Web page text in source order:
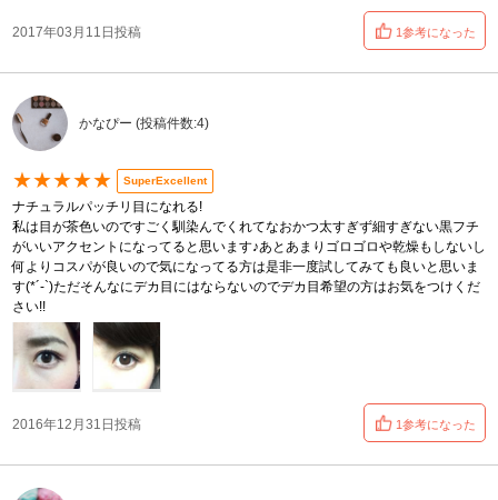
2017年03月11日投稿 1参考になった
かなぴー (投稿件数:4)
★★★★★ SuperExcellent
ナチュラルパッチリ目になれる!
私は目が茶色いのですごく馴染んでくれてなおかつ太すぎず細すぎない黒フチ
がいいアクセントになってると思います♪あとあまりゴロゴロや乾燥もしないし
何よりコスパが良いので気になってる方は是非一度試してみても良いと思いま
す(*´-`)ただそんなにデカ目にはならないのでデカ目希望の方はお気をつけくだ
さい!!
2016年12月31日投稿 1参考になった